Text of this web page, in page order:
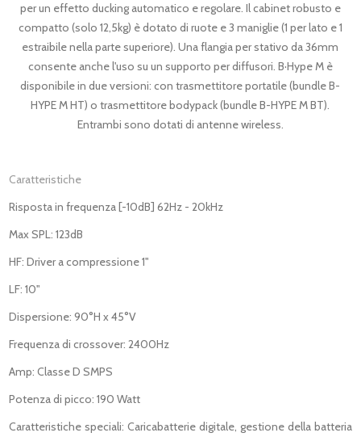
per un effetto ducking automatico e regolare. Il cabinet robusto e
compatto (solo 12,5kg) è dotato di ruote e 3 maniglie (1 per lato e 1
estraibile nella parte superiore). Una flangia per stativo da 36mm
consente anche l'uso su un supporto per diffusori. B·Hype M è
disponibile in due versioni: con trasmettitore portatile (bundle B-
HYPE M HT) o trasmettitore bodypack (bundle B-HYPE M BT).
Entrambi sono dotati di antenne wireless.
Caratteristiche
Risposta in frequenza [-10dB] 62Hz - 20kHz
Max SPL: 123dB
HF: Driver a compressione 1"
LF: 10"
Dispersione: 90°H x 45°V
Frequenza di crossover: 2400Hz
Amp: Classe D SMPS
Potenza di picco: 190 Watt
Caratteristiche speciali: Caricabatterie digitale, gestione della batteria